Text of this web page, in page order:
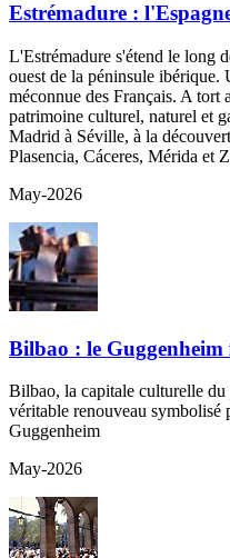
Estrémadure :
L'Estrémadure s'étend le long
ouest de la péninsule ibérique.
méconnue des Français. A tort
patrimoine culturel, naturel et
Madrid à Séville, à la
Plasencia, Cáceres, Mérida et
May-2026
Bilbao : le Guggenheim
Bilbao, la capitale culturelle du
véritable renouveau symbolisé
Guggenheim
May-2026